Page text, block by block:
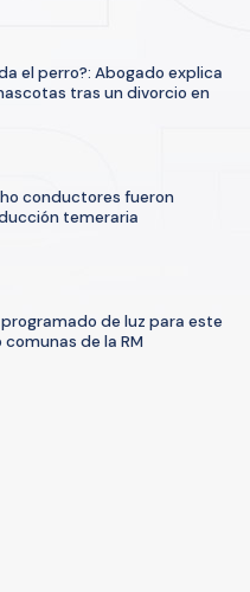
el perro?: Abogado explica
tras un divorcio en
conductores fueron
temeraria
de luz para este
de la RM